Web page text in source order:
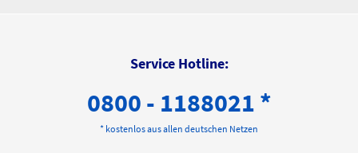
Service Hotline:
0800 - 1188021 *
* kostenlos aus allen deutschen Netzen